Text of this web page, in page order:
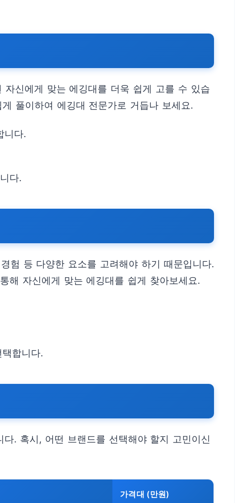
신에게 맞는 에깅대를 더욱 쉽게 고를 수 있습
풀이하여 에깅대 전문가로 거듭나 보세요.
니다.
다.
험 등 다양한 요소를 고려해야 하기 때문입니다.
해 자신에게 맞는 에깅대를 쉽게 찾아보세요.
합니다.
. 혹시, 어떤 브랜드를 선택해야 할지 고민이신
가격대 (만원)